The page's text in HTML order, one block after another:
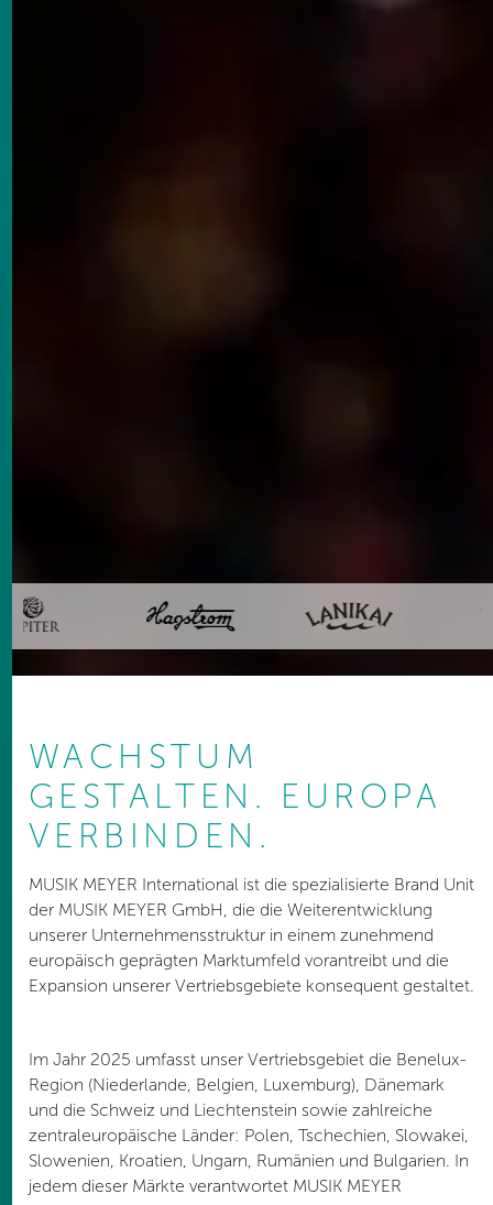
WACHSTUM
GESTALTEN. EUROPA
VERBINDEN.
MUSIK MEYER International ist die spezialisierte Brand Unit
der MUSIK MEYER GmbH, die die Weiterentwicklung
unserer Unternehmensstruktur in einem zunehmend
europäisch geprägten Marktumfeld vorantreibt und die
Expansion unserer Vertriebsgebiete konsequent gestaltet.
Im Jahr 2025 umfasst unser Vertriebsgebiet die Benelux-
Region (Niederlande, Belgien, Luxemburg), Dänemark
und die Schweiz und Liechtenstein sowie zahlreiche
zentraleuropäische Länder: Polen, Tschechien, Slowakei,
Slowenien, Kroatien, Ungarn, Rumänien und Bulgarien. In
jedem dieser Märkte verantwortet MUSIK MEYER